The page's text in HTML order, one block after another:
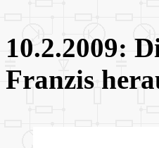
10.2.2009:
Franzis